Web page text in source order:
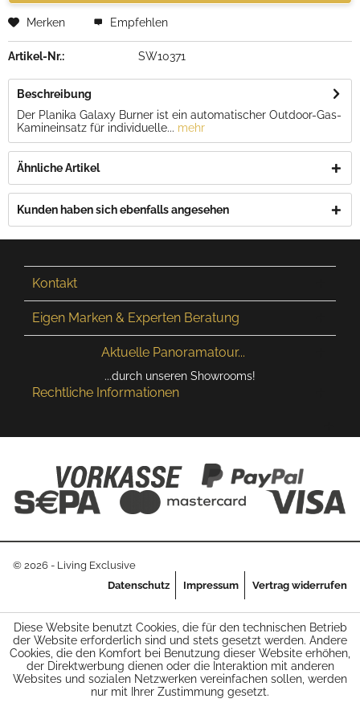
Merken Empfehlen
Artikel-Nr.: SW10371
Beschreibung
Der Planika Galaxy Burner ist ein automatischer Outdoor-Gas-
Kamineinsatz für individuelle... mehr
Ähnliche Artikel
Kunden haben sich ebenfalls angesehen
Kontakt
Eigen Marken & Experten Beratung
Aktuelle Panoramatour...
...durch unseren Showrooms!
Rechtliche Informationen
© 2026 - Living Exclusive
Datenschutz
Impressum Vertrag widerrufen
Diese Website benutzt Cookies, die für den technischen Betrieb
der Website erforderlich sind und stets gesetzt werden. Andere
Cookies, die den Komfort bei Benutzung dieser Website erhöhen,
der Direktwerbung dienen oder die Interaktion mit anderen
Websites und sozialen Netzwerken vereinfachen sollen, werden
nur mit Ihrer Zustimmung gesetzt.